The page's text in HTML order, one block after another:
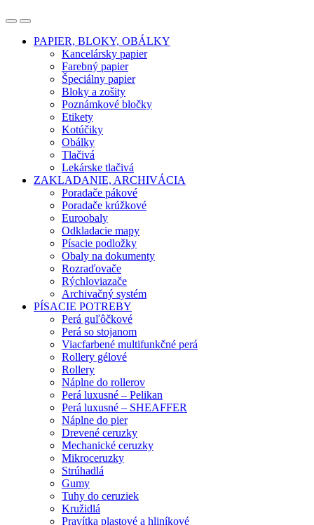
OpenClose
PAPIER, BLOKY, OBÁLKY
Kancelársky papier
Farebný papier
Špeciálny papier
Bloky a zošity
Poznámkové bločky
Etikety
Kotúčiky
Obálky
Tlačivá
Lekárske tlačivá
ZAKLADANIE, ARCHIVÁCIA
Poradače pákové
Poradače krúžkové
Euroobaly
Odkladacie mapy
Písacie podložky
Obaly na dokumenty
Rozraďovače
Rýchloviazače
Archivačný systém
PÍSACIE POTREBY
Perá guľôčkové
Perá so stojanom
Viacfarbené multifunkčné perá
Rollery gélové
Rollery
Náplne do rollerov
Perá luxusné – Pelikan
Perá luxusné – SHEAFFER
Náplne do pier
Drevené ceruzky
Mechanické ceruzky
Mikroceruzky
Strúhadlá
Gumy
Tuhy do ceruziek
Kružidlá
Pravítka plastové a hliníkové